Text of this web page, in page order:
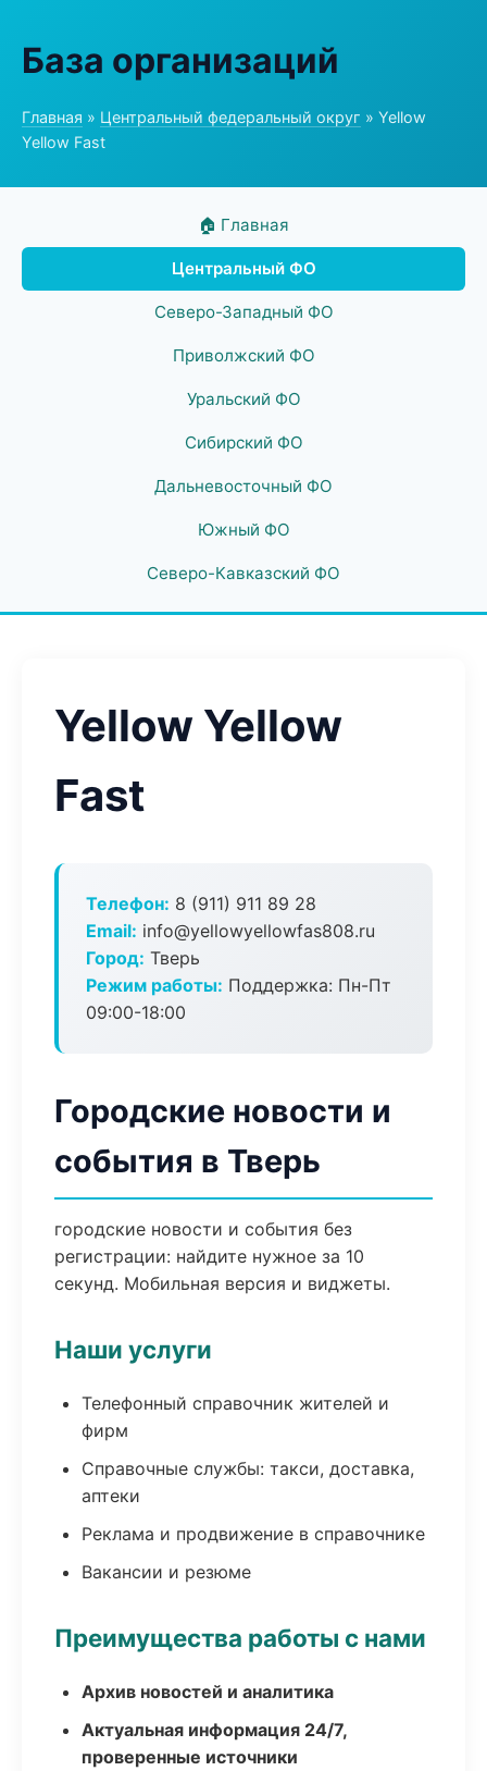
База организаций
Главная » Центральный федеральный округ » Yellow
Yellow Fast
🏠 Главная
Центральный ФО
Северо-Западный ФО
Приволжский ФО
Уральский ФО
Сибирский ФО
Дальневосточный ФО
Южный ФО
Северо-Кавказский ФО
Yellow Yellow
Fast
Телефон: 8 (911) 911 89 28
Email: info@yellowyellowfas808.ru
Город: Тверь
Режим работы: Поддержка: Пн-Пт
09:00-18:00
Городские новости и
события в Тверь
городские новости и события без
регистрации: найдите нужное за 10
секунд. Мобильная версия и виджеты.
Наши услуги
Телефонный справочник жителей и
фирм
Справочные службы: такси, доставка,
аптеки
Реклама и продвижение в справочнике
Вакансии и резюме
Преимущества работы с нами
Архив новостей и аналитика
Актуальная информация 24/7,
проверенные источники